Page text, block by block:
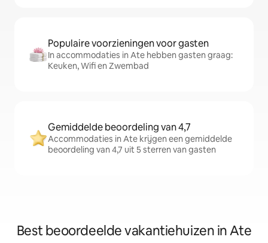
Populaire voorzieningen voor gasten
In accommodaties in Ate hebben gasten graag:
Keuken, Wifi en Zwembad
Gemiddelde beoordeling van 4,7
Accommodaties in Ate krijgen een gemiddelde
beoordeling van 4,7 uit 5 sterren van gasten
Best beoordeelde vakantiehuizen in Ate